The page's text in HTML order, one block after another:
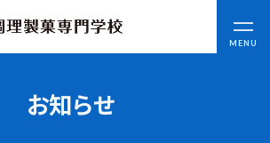
MENU
CLOSE
お知らせ